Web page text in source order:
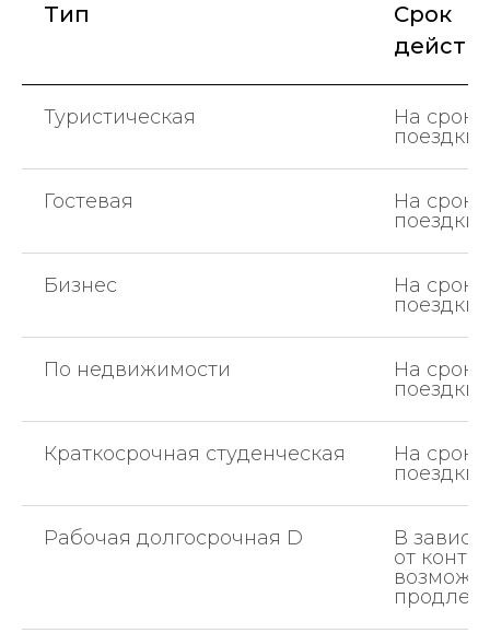
Тип
Срок
Туристическая
На сроки
поездки
Гостевая
На сроки
поездки
Бизнес
На сроки
поездки
По недвижимости
На сроки
поездки
Краткосрочная студенческая
На сроки
поездки
Рабочая долгосрочная D
В
от